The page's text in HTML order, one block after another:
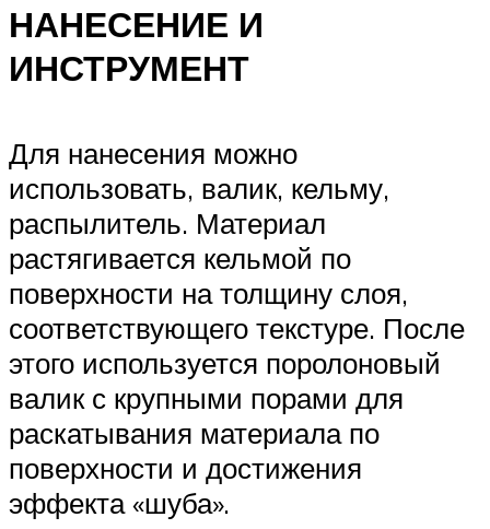
НАНЕСЕНИЕ И
ИНСТРУМЕНТ
Для нанесения можно
использовать, валик, кельму,
распылитель. Материал
растягивается кельмой по
поверхности на толщину слоя,
соответствующего текстуре. После
этого используется поролоновый
валик с крупными порами для
раскатывания материала по
поверхности и достижения
эффекта «шуба».